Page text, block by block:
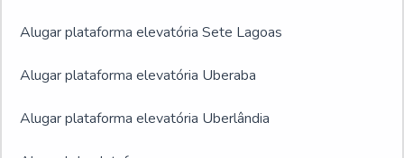
Alugar plataforma elevatória Sete Lagoas
Alugar plataforma elevatória Uberaba
Alugar plataforma elevatória Uberlândia